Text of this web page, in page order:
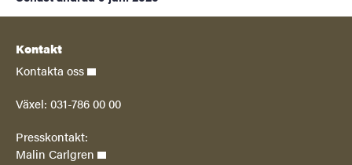
Kontakt
Kontakta oss
Växel: 031-786 00 00
Presskontakt:
Malin Carlgren